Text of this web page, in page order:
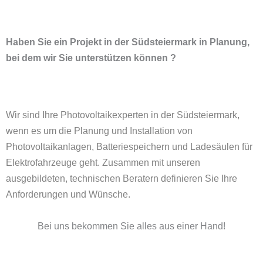
Haben Sie ein Projekt in der Südsteiermark in Planung,
bei dem wir Sie unterstützen können ?
Wir sind Ihre Photovoltaikexperten in der Südsteiermark,
wenn es um die Planung und Installation von
Photovoltaikanlagen, Batteriespeichern und Ladesäulen für
Elektrofahrzeuge geht. Zusammen mit unseren
ausgebildeten, technischen Beratern definieren Sie Ihre
Anforderungen und Wünsche.
Bei uns bekommen Sie alles aus einer Hand!